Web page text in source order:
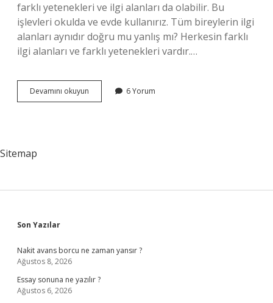
farklı yetenekleri ve ilgi alanları da olabilir. Bu
işlevleri okulda ve evde kullanırız. Tüm bireylerin ilgi
alanları aynıdır doğru mu yanlış mı? Herkesin farklı
ilgi alanları ve farklı yetenekleri vardır.…
Devamını okuyun Bireysel
Ilgi
6 Yorum
Sitemap
Sidebar
Son Yazılar
Nakit avans borcu ne zaman yansır ?
Ağustos 8, 2026
Essay sonuna ne yazılır ?
Ağustos 6, 2026